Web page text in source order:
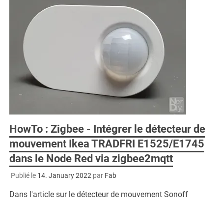
HowTo : Zigbee - Intégrer le détecteur de
mouvement Ikea TRADFRI E1525/E1745
dans le Node Red via zigbee2mqtt
Publié le 14. January 2022par Fab
Dans l'article sur le détecteur de mouvement Sonoff